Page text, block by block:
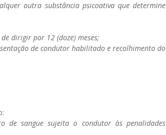
outra substância psicoativa que determine
dirigir por 12 (doze) meses;
de condutor habilitado e recolhimento do
de sangue sujeita o condutor às penalidades